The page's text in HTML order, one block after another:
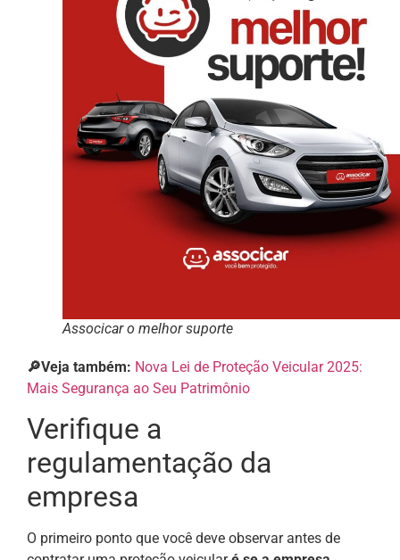
Associcar o melhor suporte
🔎Veja também: Nova Lei de Proteção Veicular 2025:
Mais Segurança ao Seu Patrimônio
Verifique a
regulamentação da
empresa
O primeiro ponto que você deve observar antes de